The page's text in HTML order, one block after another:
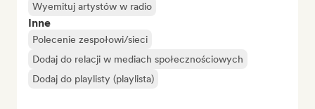
Wyemituj artystów w radio
Inne
Polecenie zespołowi/sieci
Dodaj do relacji w mediach społecznościowych
Dodaj do playlisty (playlista)